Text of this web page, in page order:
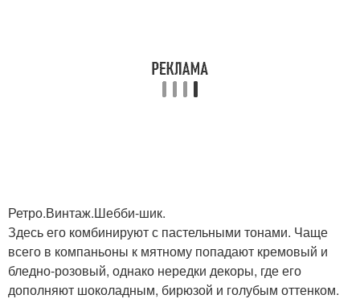
Ретро.Винтаж.Шебби-шик.
Здесь его комбинируют с пастельными тонами. Чаще
всего в компаньоны к мятному попадают кремовый и
бледно-розовый, однако нередки декоры, где его
дополняют шоколадным, бирюзой и голубым оттенком.